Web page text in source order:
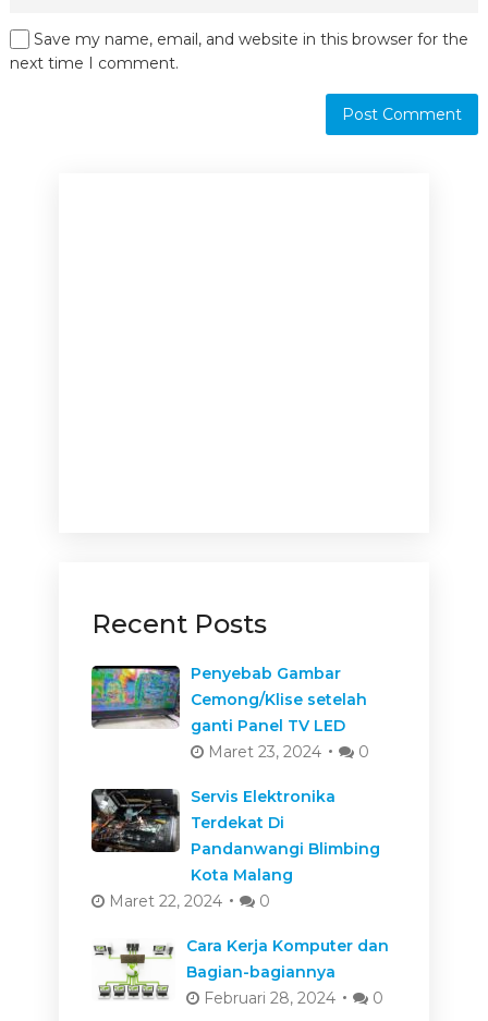
Save my name, email, and website in this browser for the
next time I comment.
Recent Posts
Penyebab Gambar
Cemong/Klise setelah
ganti Panel TV LED
Maret 23, 2024
0
Servis Elektronika
Terdekat Di
Pandanwangi Blimbing
Kota Malang
Maret 22, 2024
0
Cara Kerja Komputer dan
Bagian-bagiannya
Februari 28, 2024
0